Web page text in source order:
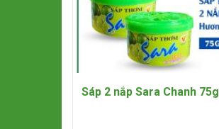
Sáp 2 nắp Sara Chanh 75g